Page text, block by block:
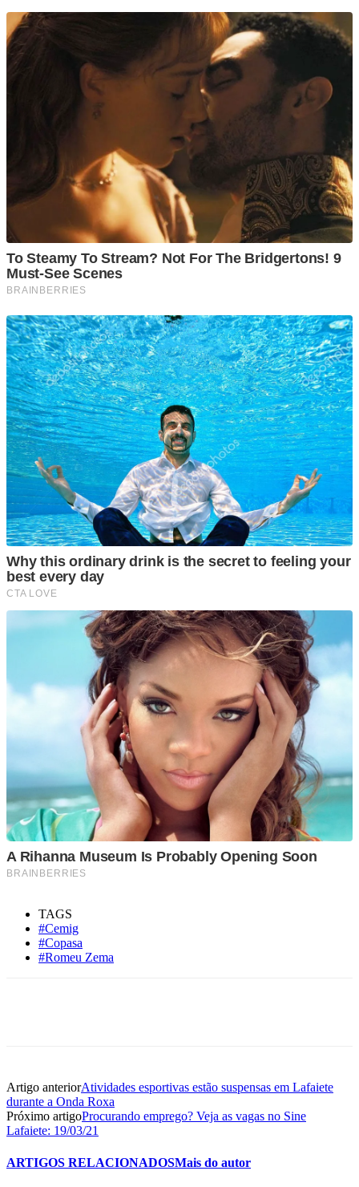
TAGS
#Cemig
#Copasa
#Romeu Zema
Artigo anteriorAtividades esportivas estão suspensas em Lafaiete
durante a Onda Roxa
Próximo artigoProcurando emprego? Veja as vagas no Sine
Lafaiete: 19/03/21
ARTIGOS RELACIONADOSMais do autor